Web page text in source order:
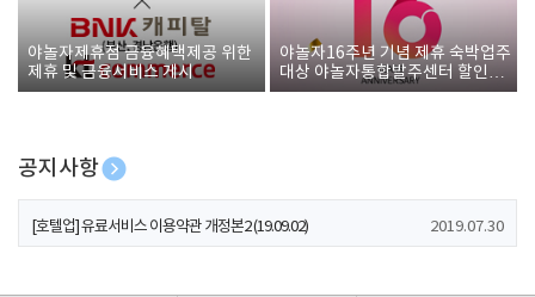
야놀자제휴점 금융혜택제공 위한
제휴 및 금융서비스 게시
야놀자16주년 기념 제휴 숙박업주
대상 야놀자통합발주센터 할인쿠
폰 증정
공지사항
[호텔업] 개인정보 처리방침 개정본1 (19.09.02)
[호텔업] 유료서비스 이용약관 개정본2 (19.09.02) 2019.07.30